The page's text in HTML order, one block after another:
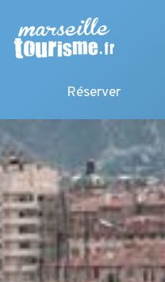
Réserver